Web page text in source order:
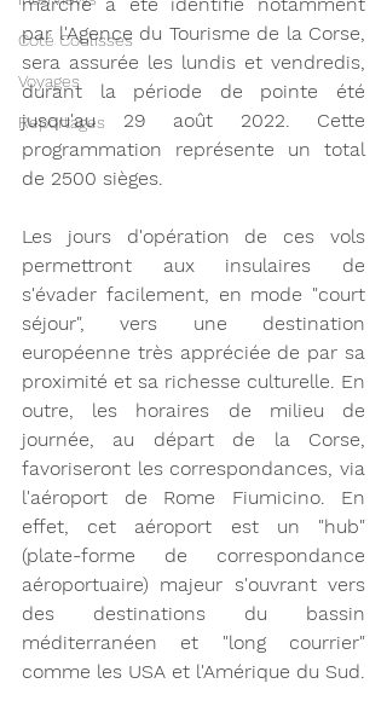
Coté Coulisses
Voyages
Reportages
par l'Agence du Tourisme de la Corse,
sera assurée les lundis et vendredis,
durant la période de pointe été
jusqu'au 29 août 2022. Cette
programmation représente un total
de 2500 sièges.
Les jours d'opération de ces vols
permettront aux insulaires de
s'évader facilement, en mode "court
séjour", vers une destination
européenne très appréciée de par sa
proximité et sa richesse culturelle. En
outre, les horaires de milieu de
journée, au départ de la Corse,
favoriseront les correspondances, via
l'aéroport de Rome Fiumicino. En
effet, cet aéroport est un "hub"
(plate-forme de correspondance
aéroportuaire) majeur s'ouvrant vers
des destinations du bassin
méditerranéen et "long courrier"